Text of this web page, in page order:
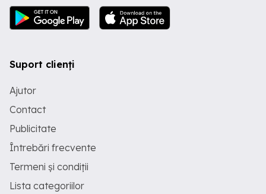
Suport clienți
Ajutor
Contact
Publicitate
Întrebări frecvente
Termeni și condiții
Lista categoriilor